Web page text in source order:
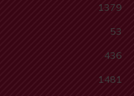
1379
53
436
1481